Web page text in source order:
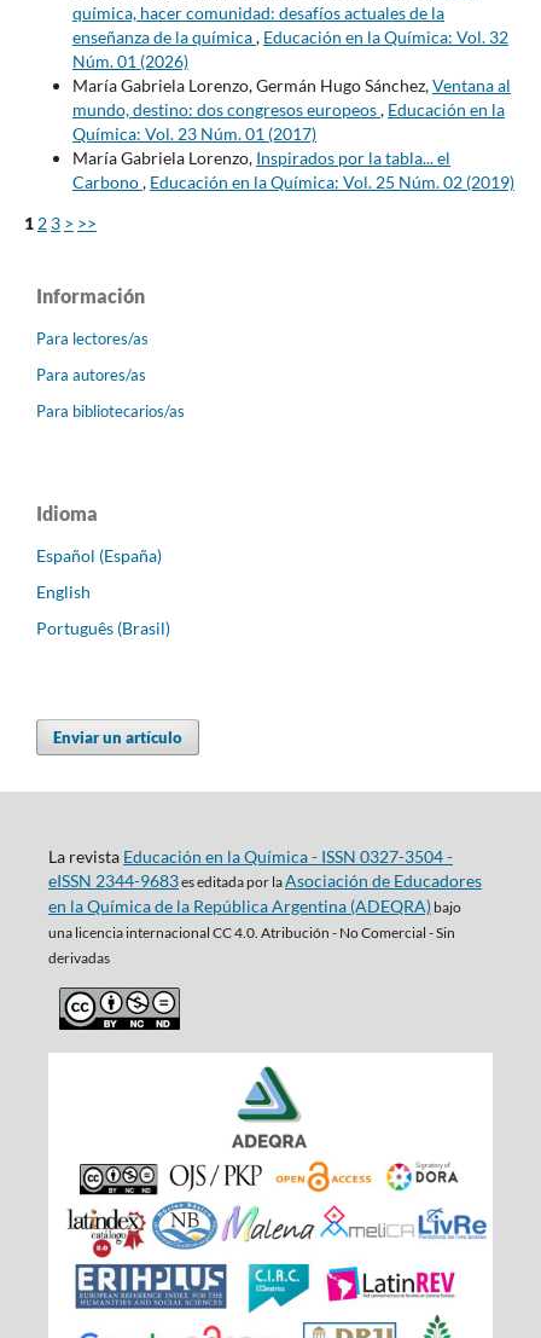
química, hacer comunidad: desafíos actuales de la
enseñanza de la química, Educación en la Química: Vol. 32
Núm. 01 (2026)
María Gabriela Lorenzo, Germán Hugo Sánchez,Ventana al
mundo, destino: dos congresos europeos, Educación en la
Química: Vol. 23 Núm. 01 (2017)
María Gabriela Lorenzo, Inspirados por la tabla... el
Carbono, Educación en la Química: Vol. 25 Núm. 02 (2019)
1 2 3 > >>
Información
Para lectores/as
Para autores/as
Para bibliotecarios/as
Idioma
Español (España)
English
Português (Brasil)
Enviar un artículo
La revista Educación en la Química - ISSN 0327-3504 -
eISSN 2344-9683es editada por laAsociación de Educadores
en la Química de la República Argentina (ADEQRA)bajo
una licencia internacional CC 4.0. Atribución - No Comercial - Sin
derivadas